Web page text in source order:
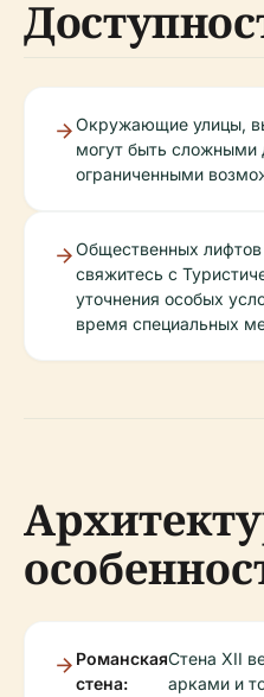
Окружающие улицы,
могут быть сложными
ограниченными
Общественных лифтов
свяжитесь с
уточнения особых
время специальных
Романская
стена:
Стена XII
арками и